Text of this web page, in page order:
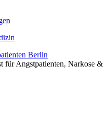
für Angstpatienten, Narkose &